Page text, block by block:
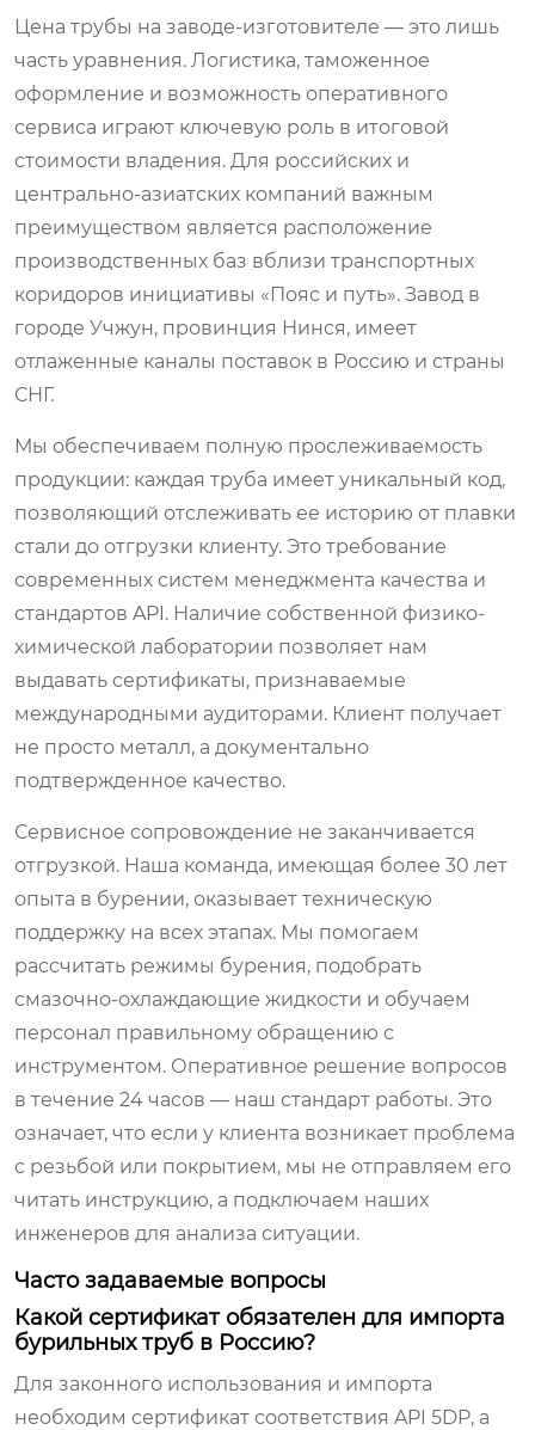
Цена трубы на заводе-изготовителе — это лишь
часть уравнения. Логистика, таможенное
оформление и возможность оперативного
сервиса играют ключевую роль в итоговой
стоимости владения. Для российских и
центрально-азиатских компаний важным
преимуществом является расположение
производственных баз вблизи транспортных
коридоров инициативы «Пояс и путь». Завод в
городе Учжун, провинция Нинся, имеет
отлаженные каналы поставок в Россию и страны
СНГ.
Мы обеспечиваем полную прослеживаемость
продукции: каждая труба имеет уникальный код,
позволяющий отслеживать ее историю от плавки
стали до отгрузки клиенту. Это требование
современных систем менеджмента качества и
стандартов API. Наличие собственной физико-
химической лаборатории позволяет нам
выдавать сертификаты, признаваемые
международными аудиторами. Клиент получает
не просто металл, а документально
подтвержденное качество.
Сервисное сопровождение не заканчивается
отгрузкой. Наша команда, имеющая более 30 лет
опыта в бурении, оказывает техническую
поддержку на всех этапах. Мы помогаем
рассчитать режимы бурения, подобрать
смазочно-охлаждающие жидкости и обучаем
персонал правильному обращению с
инструментом. Оперативное решение вопросов
в течение 24 часов — наш стандарт работы. Это
означает, что если у клиента возникает проблема
с резьбой или покрытием, мы не отправляем его
читать инструкцию, а подключаем наших
инженеров для анализа ситуации.
Часто задаваемые вопросы
Какой сертификат обязателен для импорта
бурильных труб в Россию?
Для законного использования и импорта
необходим сертификат соответствия API 5DP, а